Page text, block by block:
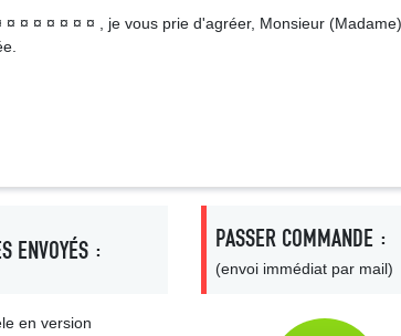
¤ ¤ ¤ ¤ ¤ ¤ ¤ , je vous prie d'agréer, Monsieur
ENVOYÉS :
en version
PASSER COMMANDE :
(envoi immédiat par mail)